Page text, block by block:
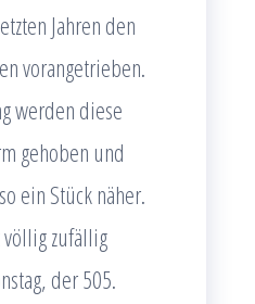
Jahren den
vorangetrieben.
werden diese
gehoben und
ein Stück näher.
völlig zufällig
der 505.